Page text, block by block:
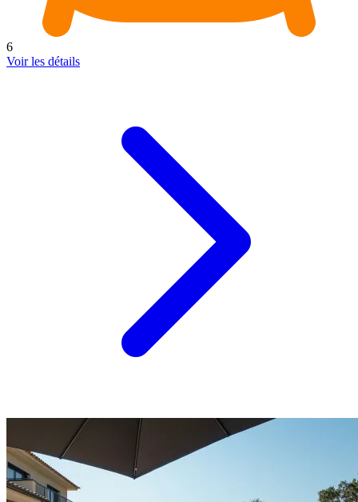
6
Voir les détails